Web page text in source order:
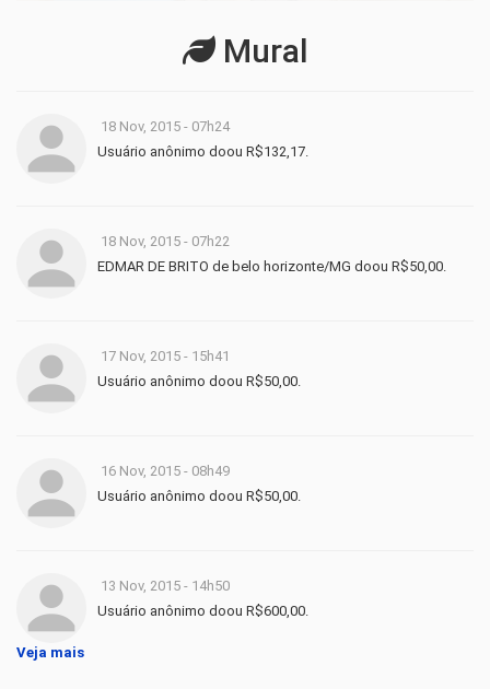
Mural
18 Nov, 2015 - 07h24
Usuário anônimo doou R$132,17.
18 Nov, 2015 - 07h22
EDMAR DE BRITO de belo horizonte/MG doou R$50,00.
17 Nov, 2015 - 15h41
Usuário anônimo doou R$50,00.
16 Nov, 2015 - 08h49
Usuário anônimo doou R$50,00.
13 Nov, 2015 - 14h50
Usuário anônimo doou R$600,00.
Veja mais